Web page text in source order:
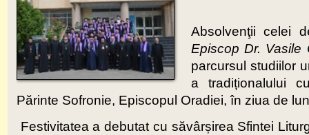
Absolvenţii celei
Episcop Dr. Vasile
parcursul studiilor
a tradiționalului
Părinte Sofronie, Episcopul Oradiei, în ziua de
Festivitatea a debutat cu săvârșirea Sfintei